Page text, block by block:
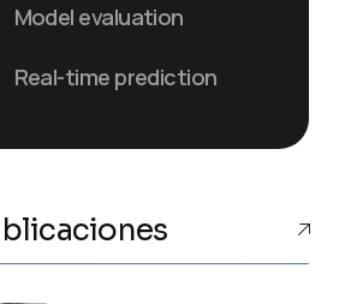
Model evaluation
Real-time prediction